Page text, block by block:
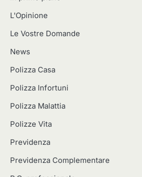
L'Opinione
Le Vostre Domande
News
Polizza Casa
Polizza Infortuni
Polizza Malattia
Polizze Vita
Previdenza
Previdenza Complementare